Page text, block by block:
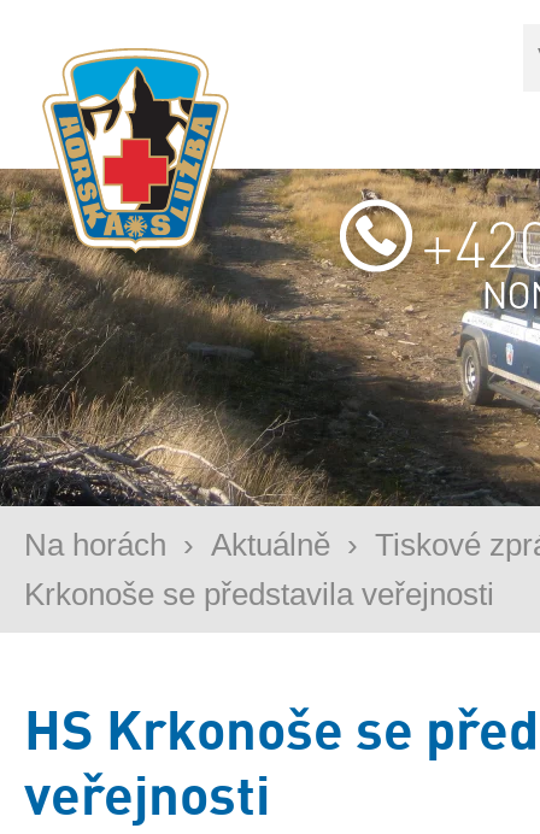
Na horách › Aktuálně › Tiskové
Krkonoše se představila veřejnosti
HS Krkonoše se
veřejnosti